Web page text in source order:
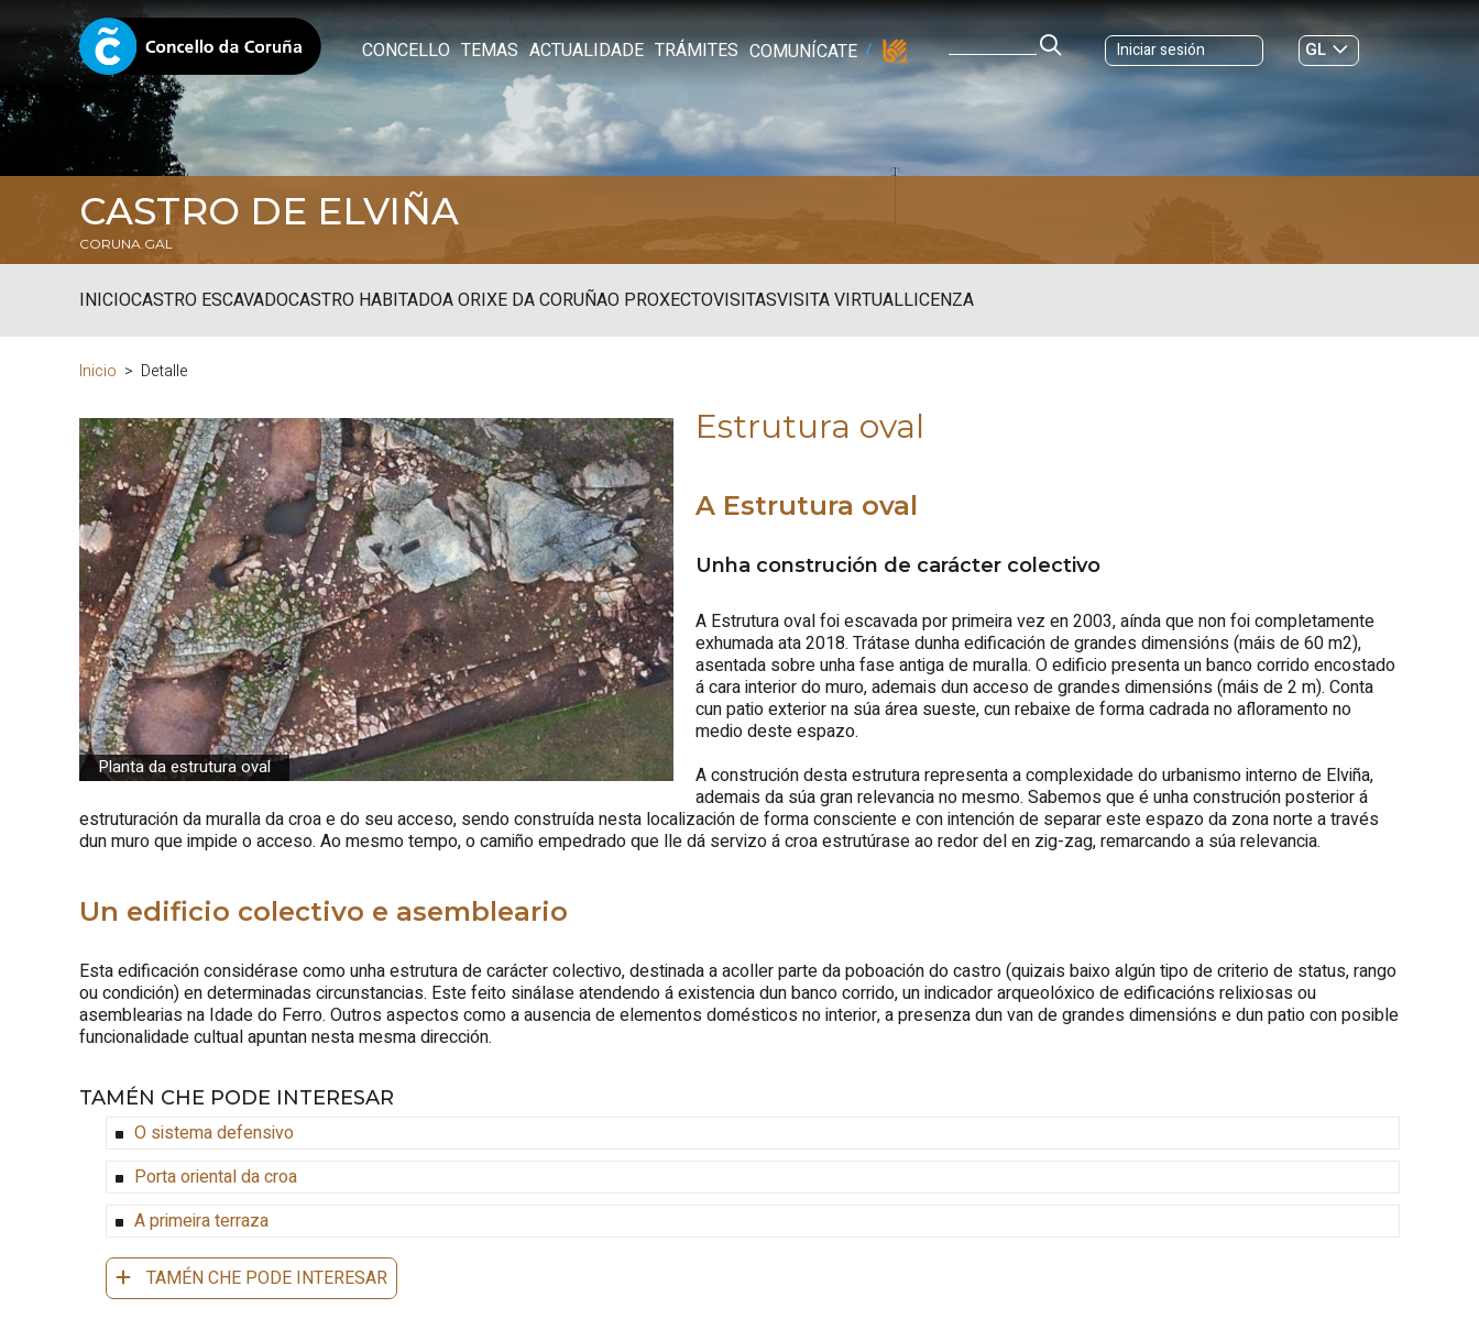
CONCELLO TEMAS ACTUALIDADE TRÁMITES COMUNÍCATE Iniciar sesión
GL
ES|
CASTRO DE ELVIÑA
CORUNA.GAL
INICIOCASTRO ESCAVADOCASTRO HABITADOA ORIXE DA CORUÑAO PROXECTOVISITASVISITA VIRTUALLICENZA
Inicio Detalle
Planta da estrutura oval
Estrutura oval
A Estrutura oval
Unha construción de carácter colectivo
A Estrutura oval foi escavada por primeira vez en 2003, aínda que non foi completamente
exhumada ata 2018. Trátase dunha edificación de grandes dimensións (máis de 60 m2),
asentada sobre unha fase antiga de muralla. O edificio presenta un banco corrido encostado
á cara interior do muro, ademais dun acceso de grandes dimensións (máis de 2 m). Conta
cun patio exterior na súa área sueste, cun rebaixe de forma cadrada no afloramento no
medio deste espazo.
A construción desta estrutura representa a complexidade do urbanismo interno de Elviña,
ademais da súa gran relevancia no mesmo. Sabemos que é unha construción posterior á
estruturación da muralla da croa e do seu acceso, sendo construída nesta localización de forma consciente e con intención de separar este espazo da zona norte a través
dun muro que impide o acceso. Ao mesmo tempo, o camiño empedrado que lle dá servizo á croa estrutúrase ao redor del en zig-zag, remarcando a súa relevancia.
Un edificio colectivo e asembleario
Esta edificación considérase como unha estrutura de carácter colectivo, destinada a acoller parte da poboación do castro (quizais baixo algún tipo de criterio de status, rango
ou condición) en determinadas circunstancias. Este feito sinálase atendendo á existencia dun banco corrido, un indicador arqueolóxico de edificacións relixiosas ou
asemblearias na Idade do Ferro. Outros aspectos como a ausencia de elementos domésticos no interior, a presenza dun van de grandes dimensións e dun patio con posible
funcionalidade cultual apuntan nesta mesma dirección.
TAMÉN CHE PODE INTERESAR
O sistema defensivo
Porta oriental da croa
A primeira terraza
TAMÉN CHE PODE INTERESAR